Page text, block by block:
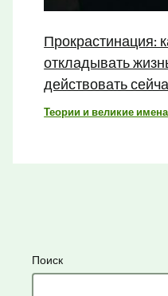
Поиск
Прокрастинация:
откладывать
действовать
Теории и великие имена